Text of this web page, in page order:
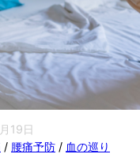
19日
/ 腰痛予防 / 血の巡り